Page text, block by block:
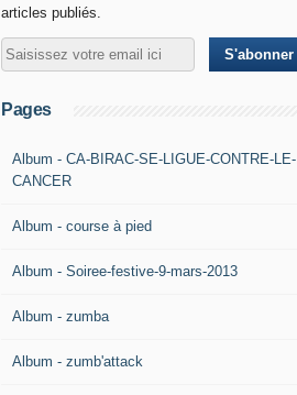
articles publiés.
Pages
Album - CA-BIRAC-SE-LIGUE-CONTRE-LE-
CANCER
Album - course à pied
Album - Soiree-festive-9-mars-2013
Album - zumba
Album - zumb'attack